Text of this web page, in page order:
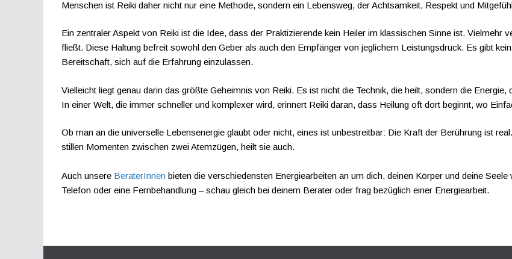
Menschen ist Reiki daher nicht nur eine Methode, sondern ein Lebensweg, der Achtsamkeit, Respekt und
Ein zentraler Aspekt von Reiki ist die Idee, dass der Praktizierende kein Heiler im klassischen Sinne ist. Vielmehr
fließt. Diese Haltung befreit sowohl den Geber als auch den Empfänger von jeglichem Leistungsdruck. Es gibt
Bereitschaft, sich auf die Erfahrung einzulassen.
Vielleicht liegt genau darin das größte Geheimnis von Reiki. Es ist nicht die Technik, die heilt, sondern die
In einer Welt, die immer schneller und komplexer wird, erinnert Reiki daran, dass Heilung oft dort beginnt, wo
Ob man an die universelle Lebensenergie glaubt oder nicht, eines ist unbestreitbar: Die Kraft der Berührung ist
stillen Momenten zwischen zwei Atemzügen, heilt sie auch.
Auch unsere BeraterInnen bieten die verschiedensten Energiearbeiten an um dich, deinen Körper und deine
Telefon oder eine Fernbehandlung – schau gleich bei deinem Berater oder frag bezüglich einer Energiearbeit.